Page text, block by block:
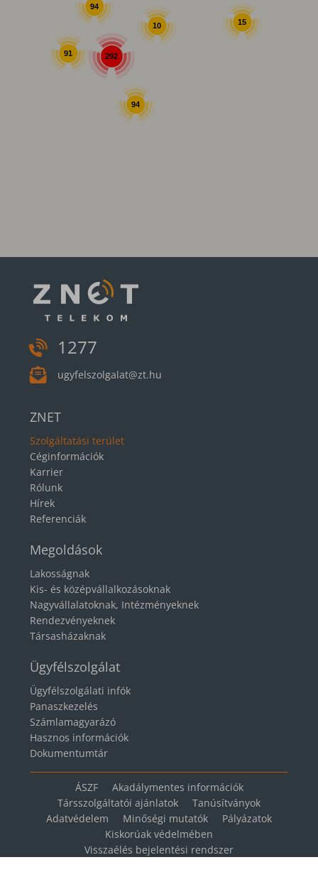
292
94
94
10 15
91
1277
ugyfelszolgalat@zt.hu
ZNET
Szolgáltatási terület
Céginformációk
Karrier
Rólunk
Hírek
Referenciák
Megoldások
Lakosságnak
Kis- és középvállalkozásoknak
Nagyvállalatoknak, Intézményeknek
Rendezvényeknek
Társasházaknak
Ügyfélszolgálat
Ügyfélszolgálati infók
Panaszkezelés
Számlamagyarázó
Hasznos információk
Dokumentumtár
ÁSZF
Akadálymentes információk
Társszolgáltatói ajánlatok
Tanúsítványok
Adatvédelem
Minőségi mutatók
Pályázatok
Kiskorúak védelmében
Visszaélés bejelentési rendszer